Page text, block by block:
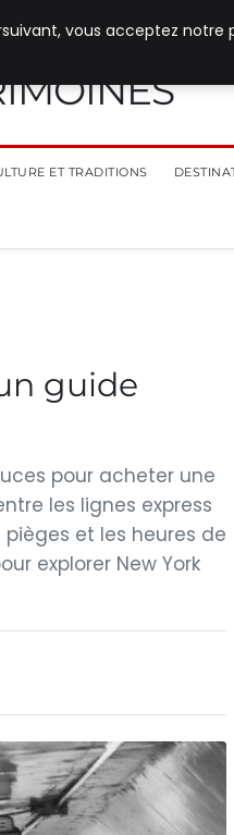
ET TRADITIONS
guide
pour acheter une
les lignes express
et les heures de
explorer New York
vous acceptez notre